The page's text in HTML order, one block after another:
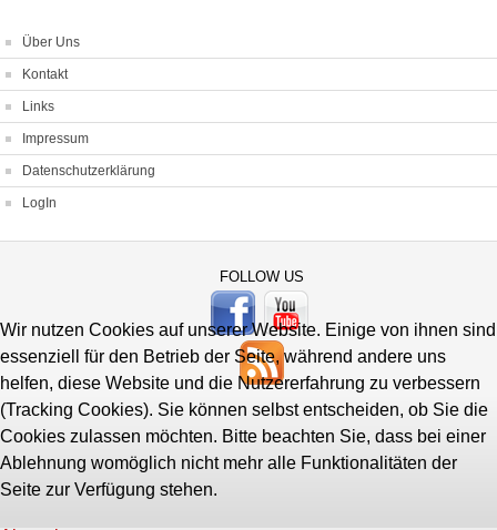
Über Uns
Kontakt
Links
Impressum
Datenschutzerklärung
LogIn
FOLLOW US
Wir nutzen Cookies auf unserer Website. Einige von ihnen sind
essenziell für den Betrieb der Seite, während andere uns
helfen, diese Website und die Nutzererfahrung zu verbessern
(Tracking Cookies). Sie können selbst entscheiden, ob Sie die
Cookies zulassen möchten. Bitte beachten Sie, dass bei einer
Ablehnung womöglich nicht mehr alle Funktionalitäten der
Seite zur Verfügung stehen.